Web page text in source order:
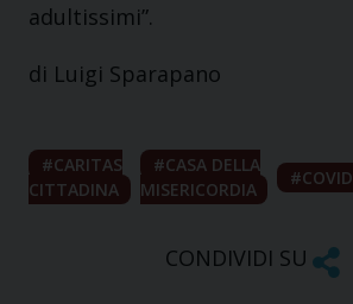
adultissimi”.
di Luigi Sparapano
CARITAS
CITTADINA
CASA DELLA
MISERICORDIA
COVID
CONDIVIDI SU